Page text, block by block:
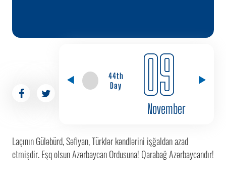
44th
Day
09
November
Laçının Güləbürd, Səfiyan, Türklər kəndlərini işğaldan azad
etmişdir. Eşq olsun Azərbaycan Ordusuna! Qarabağ Azərbaycandır!